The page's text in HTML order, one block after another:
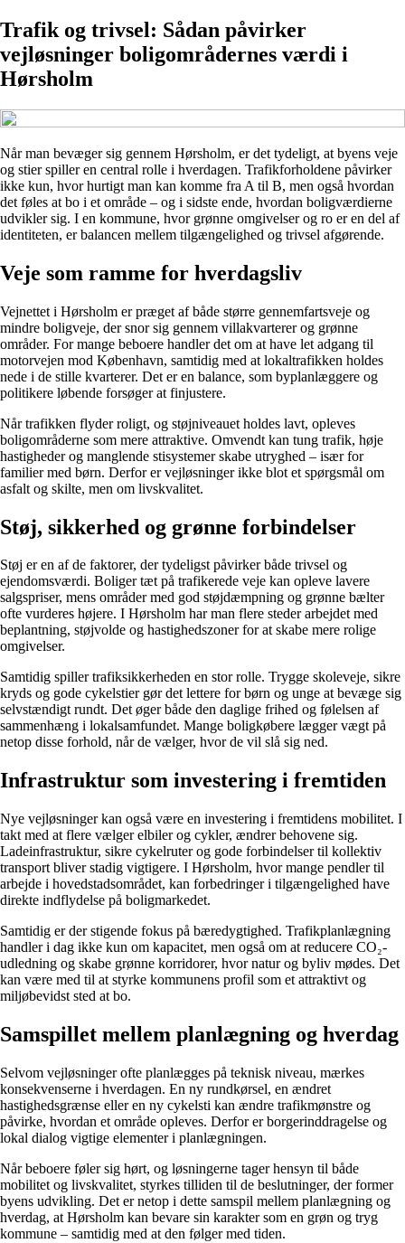
Trafik og trivsel: Sådan påvirker
vejløsninger boligområdernes værdi i
Hørsholm
Når man bevæger sig gennem Hørsholm, er det tydeligt, at byens veje
og stier spiller en central rolle i hverdagen. Trafikforholdene påvirker
ikke kun, hvor hurtigt man kan komme fra A til B, men også hvordan
det føles at bo i et område – og i sidste ende, hvordan boligværdierne
udvikler sig. I en kommune, hvor grønne omgivelser og ro er en del af
identiteten, er balancen mellem tilgængelighed og trivsel afgørende.
Veje som ramme for hverdagsliv
Vejnettet i Hørsholm er præget af både større gennemfartsveje og
mindre boligveje, der snor sig gennem villakvarterer og grønne
områder. For mange beboere handler det om at have let adgang til
motorvejen mod København, samtidig med at lokaltrafikken holdes
nede i de stille kvarterer. Det er en balance, som byplanlæggere og
politikere løbende forsøger at finjustere.
Når trafikken flyder roligt, og støjniveauet holdes lavt, opleves
boligområderne som mere attraktive. Omvendt kan tung trafik, høje
hastigheder og manglende stisystemer skabe utryghed – især for
familier med børn. Derfor er vejløsninger ikke blot et spørgsmål om
asfalt og skilte, men om livskvalitet.
Støj, sikkerhed og grønne forbindelser
Støj er en af de faktorer, der tydeligst påvirker både trivsel og
ejendomsværdi. Boliger tæt på trafikerede veje kan opleve lavere
salgspriser, mens områder med god støjdæmpning og grønne bælter
ofte vurderes højere. I Hørsholm har man flere steder arbejdet med
beplantning, støjvolde og hastighedszoner for at skabe mere rolige
omgivelser.
Samtidig spiller trafiksikkerheden en stor rolle. Trygge skoleveje, sikre
kryds og gode cykelstier gør det lettere for børn og unge at bevæge sig
selvstændigt rundt. Det øger både den daglige frihed og følelsen af
sammenhæng i lokalsamfundet. Mange boligkøbere lægger vægt på
netop disse forhold, når de vælger, hvor de vil slå sig ned.
Infrastruktur som investering i fremtiden
Nye vejløsninger kan også være en investering i fremtidens mobilitet. I
takt med at flere vælger elbiler og cykler, ændrer behovene sig.
Ladeinfrastruktur, sikre cykelruter og gode forbindelser til kollektiv
transport bliver stadig vigtigere. I Hørsholm, hvor mange pendler til
arbejde i hovedstadsområdet, kan forbedringer i tilgængelighed have
direkte indflydelse på boligmarkedet.
Samtidig er der stigende fokus på bæredygtighed. Trafikplanlægning
handler i dag ikke kun om kapacitet, men også om at reducere CO₂-
udledning og skabe grønne korridorer, hvor natur og byliv mødes. Det
kan være med til at styrke kommunens profil som et attraktivt og
miljøbevidst sted at bo.
Samspillet mellem planlægning og hverdag
Selvom vejløsninger ofte planlægges på teknisk niveau, mærkes
konsekvenserne i hverdagen. En ny rundkørsel, en ændret
hastighedsgrænse eller en ny cykelsti kan ændre trafikmønstre og
påvirke, hvordan et område opleves. Derfor er borgerinddragelse og
lokal dialog vigtige elementer i planlægningen.
Når beboere føler sig hørt, og løsningerne tager hensyn til både
mobilitet og livskvalitet, styrkes tilliden til de beslutninger, der former
byens udvikling. Det er netop i dette samspil mellem planlægning og
hverdag, at Hørsholm kan bevare sin karakter som en grøn og tryg
kommune – samtidig med at den følger med tiden.